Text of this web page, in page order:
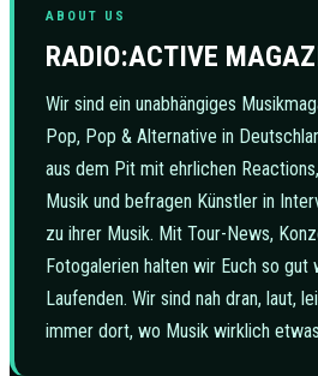
ABOUT US
RADIO:ACTIVE
Wir sind ein unabhängiges
Pop, Pop & Alternative in
aus dem Pit mit ehrlichen
Musik und befragen Künstler in
zu ihrer Musik. Mit Tour-News,
Fotogalerien halten wir Euch so gut
Laufenden. Wir sind nah dran, laut,
immer dort, wo Musik wirklich